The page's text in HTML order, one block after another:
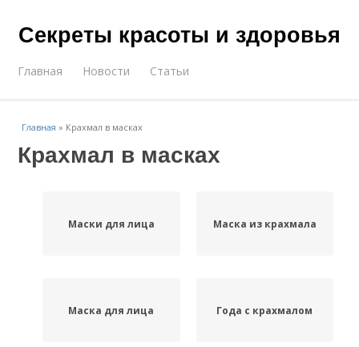
Секреты красоты и здоровья
Главная Новости Статьи
Главная » Крахмал в масках
Крахмал в масках
Маски для лица Маска из крахмала
Маска для лица Года с крахмалом